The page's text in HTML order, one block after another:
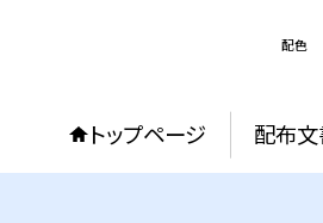
配色
トップページ 配布